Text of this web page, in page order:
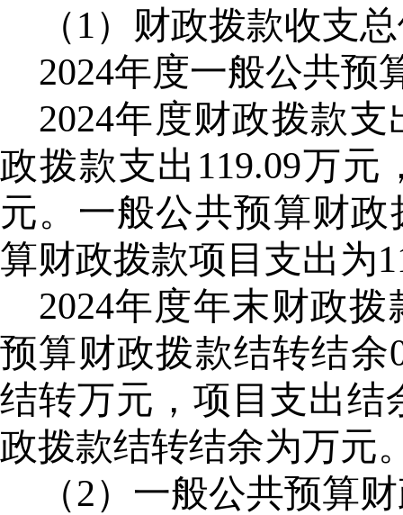
（1）财政拨款收支
2024年度一般公共预
2024年度财政拨款
政拨款支出119.09万
元。一般公共预算财
算财政拨款项目支出为
2024年度年末财政
预算财政拨款结转结
结转万元，项目支出结
政拨款结转结余为万元
（2）一般公共预算